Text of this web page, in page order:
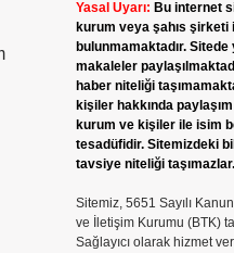
Yasal Uyarı: Bu internet
kurum veya şahıs şirketi
bulunmamaktadır. Sitede
makaleler
haber niteliği
kişiler hakkında
kurum ve kişiler ile isim
tesadüfidir. Sitemizdeki
tavsiye niteliği taşımazlar.
Sitemiz, 5651 Sayılı
ve İletişim Kurumu (BTK)
Sağlayıcı olarak hizmet